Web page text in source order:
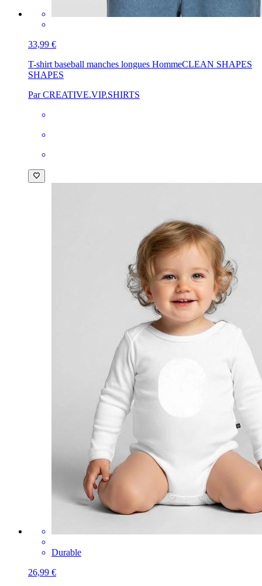
33,99 €
T-shirt baseball manches longues HommeCLEAN SHAPES
SHAPES
Par CREATIVE.VIP.SHIRTS
Durable
26,99 €